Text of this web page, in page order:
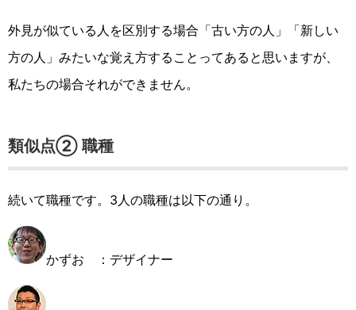
外見が似ている人を区別する場合「古い方の人」「新しい
方の人」みたいな覚え方することってあると思いますが、
私たちの場合それができません。
類似点② 職種
続いて職種です。3人の職種は以下の通り。
かずお ：デザイナー